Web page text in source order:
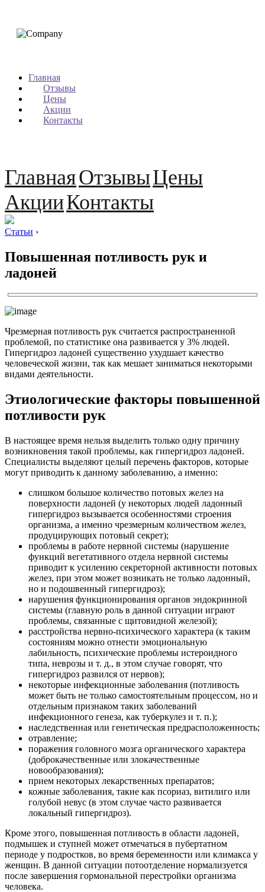
Главная
Отзывы
Цены
Акции
Контакты
ГлавнаяОтзывыЦены
АкцииКонтакты
Статьи ›
Повышенная потливость рук и
ладоней
Чрезмерная потливость рук считается распространенной
проблемой, по статистике она развивается у 3% людей.
Гипергидроз ладоней существенно ухудшает качество
человеческой жизни, так как мешает заниматься некоторыми
видами деятельности.
Этиологические факторы повышенной
потливости рук
В настоящее время нельзя выделить только одну причину
возникновения такой проблемы, как гипергидроз ладоней.
Специалисты выделяют целый перечень факторов, которые
могут приводить к данному заболеванию, а именно:
слишком большое количество потовых желез на
поверхности ладоней (у некоторых людей ладонный
гипергидроз вызывается особенностями строения
организма, а именно чрезмерным количеством желез,
продуцирующих потовый секрет);
проблемы в работе нервной системы (нарушение
функций вегетативного отдела нервной системы
приводит к усилению секреторной активности потовых
желез, при этом может возникать не только ладонный,
но и подошвенный гипергидроз);
нарушения функционирования органов эндокринной
системы (главную роль в данной ситуации играют
проблемы, связанные с щитовидной железой);
расстройства нервно-психического характера (к таким
состояниям можно отнести эмоциональную
лабильность, психические проблемы истероидного
типа, неврозы и т. д., в этом случае говорят, что
гипергидроз развился от нервов);
некоторые инфекционные заболевания (потливость
может быть не только самостоятельным процессом, но и
отдельным признаком таких заболеваний
инфекционного генеза, как туберкулез и т. п.);
наследственная или генетическая предрасположенность;
отравление;
поражения головного мозга органического характера
(доброкачественные или злокачественные
новообразования);
прием некоторых лекарственных препаратов;
кожные заболевания, такие как псориаз, витилиго или
голубой невус (в этом случае часто развивается
локальный гипергидроз).
Кроме этого, повышенная потливость в области ладоней,
подмышек и ступней может отмечаться в пубертатном
периоде у подростков, во время беременности или климакса у
женщин. В данной ситуации потоотделение нормализуется
после завершения гормональной перестройки организма
человека.